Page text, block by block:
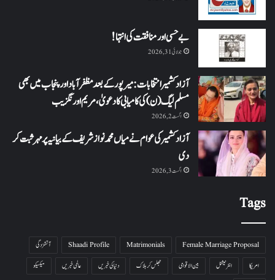
بے حسی اور منافقت کی انتہا !
جولائی 31, 2026
آزاد کشمیر انتخابات: میرپور کے بعد مظفرآباد اور پنجاب میں بھی
مسلم لیگ (ن) کی کامیابی کا دعویٰ، مریم اورنگزیب
اگست 2, 2026
آزاد کشمیر کی عوام نے میاں محمد نواز شریف کے بیانیہ پر مہر ثبت کر
دی
اگست 3, 2026
Tags
Female Marriage Proposal
Matrimonials
Shaadi Profile
آتشزدگی
امریکا
انٹرنیشنل بین الاقوامی جھلس کر ہلاک دنیا کی خبریں عالمی خبریں
میکسیکو